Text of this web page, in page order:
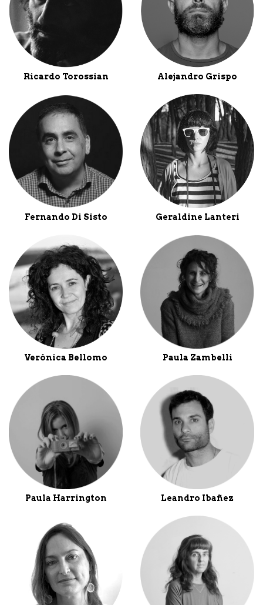
Ricardo Torossian Alejandro Grispo
Fernando Di Sisto Geraldine Lanteri
Verónica Bellomo Paula Zambelli
Paula Harrington Leandro Ibañez